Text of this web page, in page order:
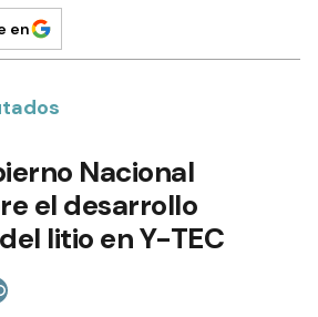
en
Nacional
el desarrollo
litio en Y-TEC